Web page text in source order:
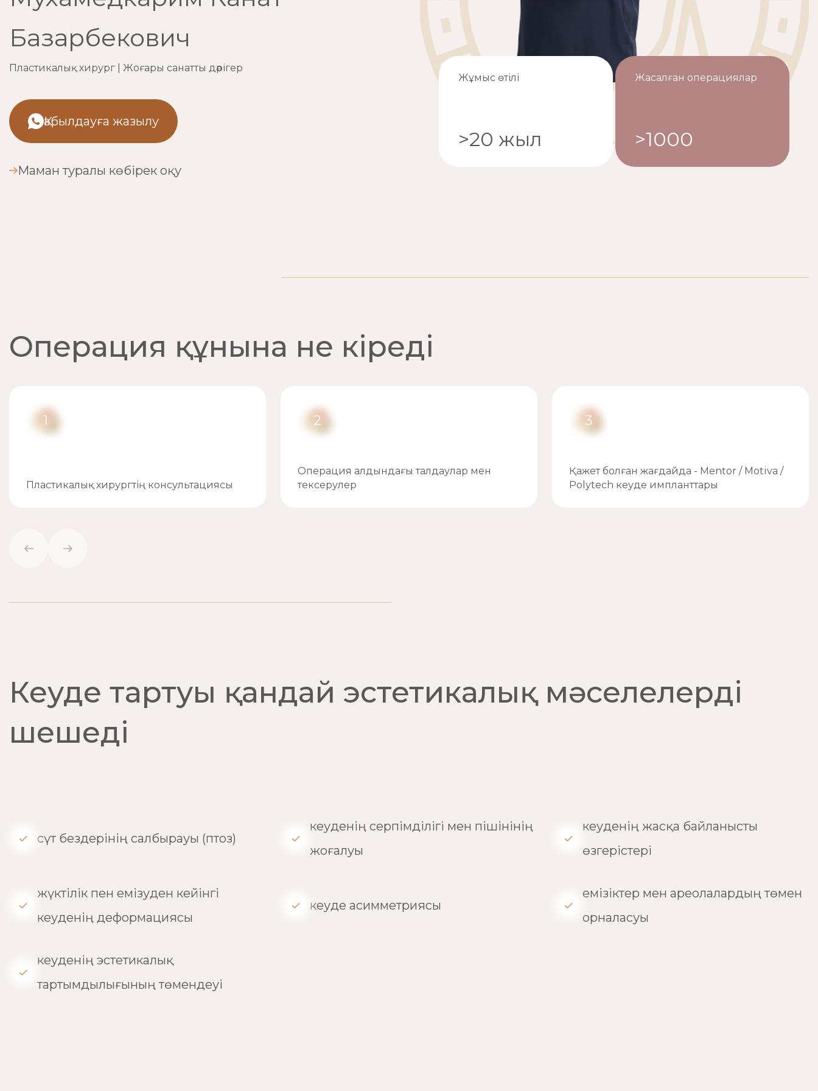
Базарбекович
Пластикалық хирург | Жоғары санатты дәрігер
Қабылдауға жазылу
Маман туралы көбірек оқу
Жұмыс өтілі
>20 жыл
Жасалған операциялар
>1000
Операция құнына не кіреді
1
Пластикалық хирургтің консультациясы
2
Операция алдындағы талдаулар мен
тексерулер
3
Қажет болған жағдайда - Mentor / Motiva /
Polytech кеуде импланттары
Кеуде тартуы қандай эстетикалық мәселелерді
шешеді
сүт бездерінің салбырауы (птоз)
кеуденің серпімділігі мен пішінінің
жоғалуы
кеуденің жасқа байланысты
өзгерістері
жүктілік пен емізуден кейінгі
кеуденің деформациясы
кеуде асимметриясы
емізіктер мен ареолалардың төмен
орналасуы
кеуденің эстетикалық
тартымдылығының төмендеуі